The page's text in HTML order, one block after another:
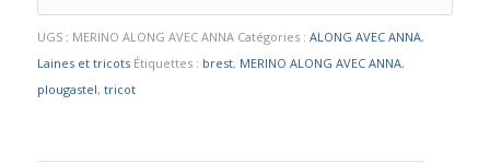
UGS : MERINO ALONG AVEC ANNA Catégories : ALONG AVEC ANNA,
Laines et tricots Étiquettes : brest, MERINO ALONG AVEC ANNA,
plougastel, tricot